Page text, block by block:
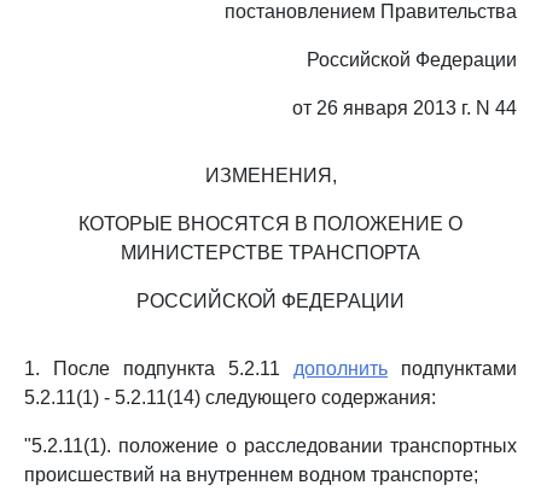
постановлением Правительства
Российской Федерации
от 26 января 2013 г. N 44
ИЗМЕНЕНИЯ,
КОТОРЫЕ ВНОСЯТСЯ В ПОЛОЖЕНИЕ О
МИНИСТЕРСТВЕ ТРАНСПОРТА
РОССИЙСКОЙ ФЕДЕРАЦИИ
1. После подпункта 5.2.11 дополнить подпунктами
5.2.11(1) - 5.2.11(14) следующего содержания:
"5.2.11(1). положение о расследовании транспортных
происшествий на внутреннем водном транспорте;